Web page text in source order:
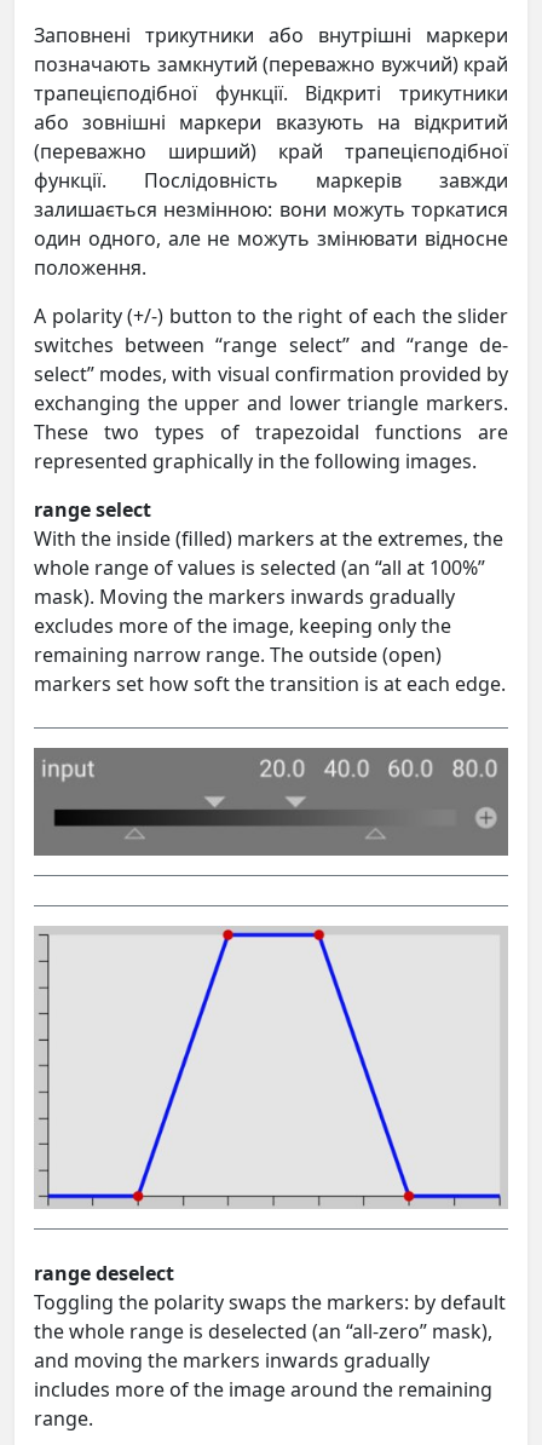
Заповнені трикутники або внутрішні маркери
позначають замкнутий (переважно вужчий) край
трапецієподібної функції. Відкриті трикутники
або зовнішні маркери вказують на відкритий
(переважно ширший) край трапецієподібної
функції. Послідовність маркерів завжди
залишається незмінною: вони можуть торкатися
один одного, але не можуть змінювати відносне
положення.
A polarity (+/-) button to the right of each the slider
switches between “range select” and “range de-
select” modes, with visual confirmation provided by
exchanging the upper and lower triangle markers.
These two types of trapezoidal functions are
represented graphically in the following images.
range select
With the inside (filled) markers at the extremes, the
whole range of values is selected (an “all at 100%”
mask). Moving the markers inwards gradually
excludes more of the image, keeping only the
remaining narrow range. The outside (open)
markers set how soft the transition is at each edge.
range deselect
Toggling the polarity swaps the markers: by default
the whole range is deselected (an “all-zero” mask),
and moving the markers inwards gradually
includes more of the image around the remaining
range.